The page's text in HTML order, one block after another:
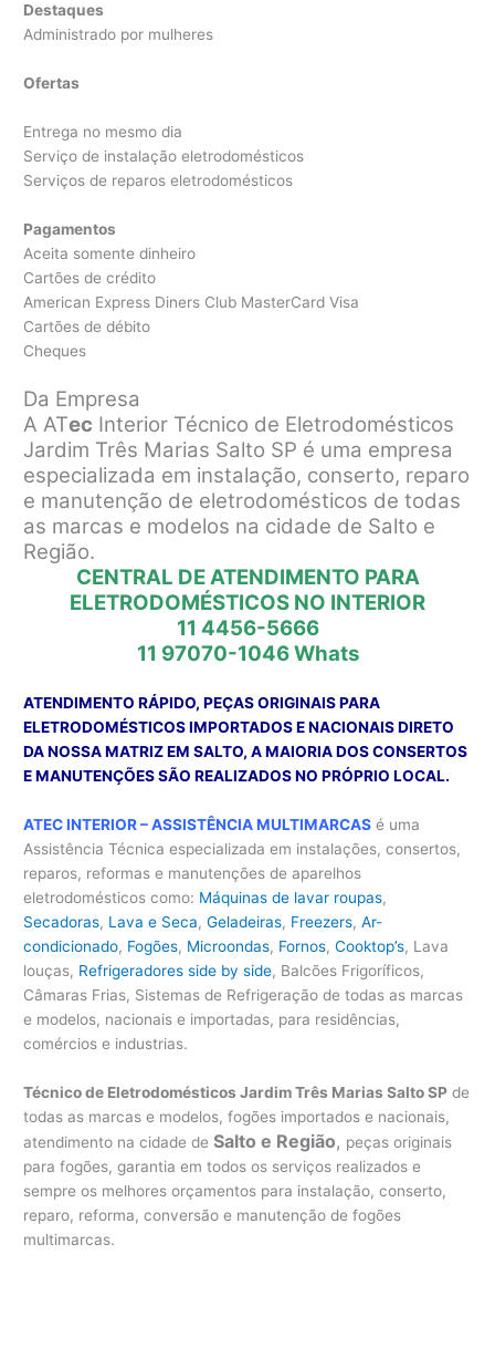
Destaques
Administrado por mulheres
Ofertas
Entrega no mesmo dia
Serviço de instalação eletrodomésticos
Serviços de reparos eletrodomésticos
Pagamentos
Aceita somente dinheiro
Cartões de crédito
American Express Diners Club MasterCard Visa
Cartões de débito
Cheques
Da Empresa
A ATec Interior Técnico de Eletrodomésticos
Jardim Três Marias Salto SP é uma empresa
especializada em instalação, conserto, reparo
e manutenção de eletrodomésticos de todas
as marcas e modelos na cidade de Salto e
Região.
CENTRAL DE ATENDIMENTO PARA
ELETRODOMÉSTICOS NO INTERIOR
11 4456-5666
11 97070-1046Whats
ATENDIMENTO RÁPIDO, PEÇAS ORIGINAIS PARA
ELETRODOMÉSTICOS IMPORTADOS E NACIONAIS DIRETO
DA NOSSA MATRIZ EM SALTO, A MAIORIA DOS CONSERTOS
E MANUTENÇÕES SÃO REALIZADOS NO PRÓPRIO LOCAL.
ATEC INTERIOR – ASSISTÊNCIA MULTIMARCAS é uma
Assistência Técnica especializada em instalações, consertos,
reparos, reformas e manutenções de aparelhos
eletrodomésticos como: Máquinas de lavar roupas,
Secadoras, Lava e Seca,Geladeiras, Freezers,Ar-
condicionado, Fogões, Microondas, Fornos,Cooktop’s, Lava
louças, Refrigeradores side by side, Balcões Frigoríficos,
Câmaras Frias, Sistemas de Refrigeração de todas as marcas
e modelos, nacionais e importadas, para residências,
comércios e industrias.
Técnico de Eletrodomésticos Jardim Três Marias Salto SP de
todas as marcas e modelos, fogões importados e nacionais,
atendimento na cidade deSalto e Região, peças originais
para fogões, garantia em todos os serviços realizados e
sempre os melhores orçamentos para instalação, conserto,
reparo, reforma, conversão e manutenção de fogões
multimarcas.